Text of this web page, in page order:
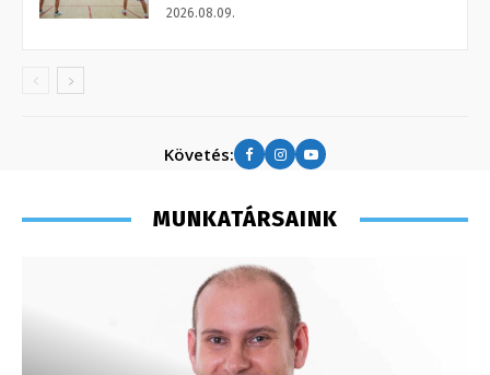
2026.08.09.
Követés:
MUNKATÁRSAINK